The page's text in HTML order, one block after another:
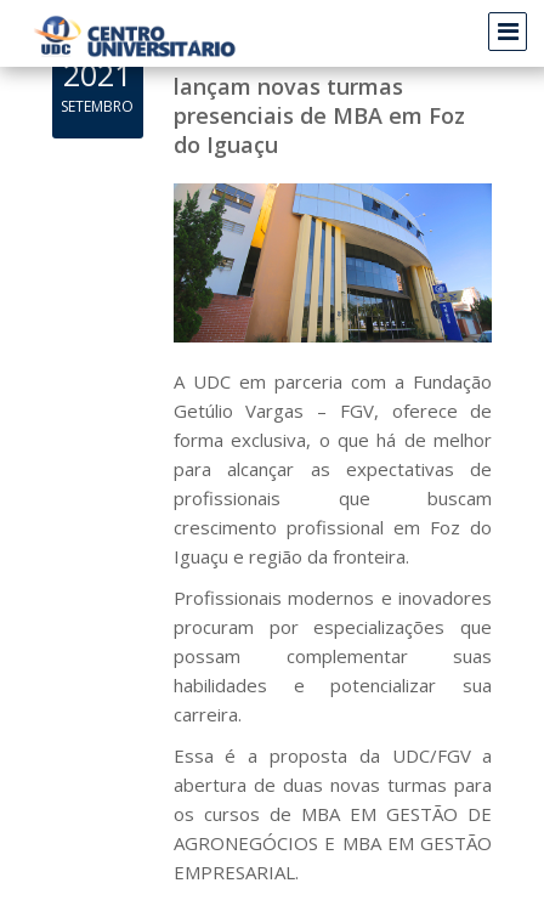
2021
SETEMBRO
EXCLUSIVIDADE - UDC e FGV
lançam novas turmas
presenciais de MBA em Foz
do Iguaçu
A UDC em parceria com a Fundação
Getúlio Vargas – FGV, oferece de
forma exclusiva, o que há de melhor
para alcançar as expectativas de
profissionais que buscam
crescimento profissional em Foz do
Iguaçu e região da fronteira.
Profissionais modernos e inovadores
procuram por especializações que
possam complementar suas
habilidades e potencializar sua
carreira.
Essa é a proposta da UDC/FGV a
abertura de duas novas turmas para
os cursos de MBA EM GESTÃO DE
AGRONEGÓCIOS E MBA EM GESTÃO
EMPRESARIAL.